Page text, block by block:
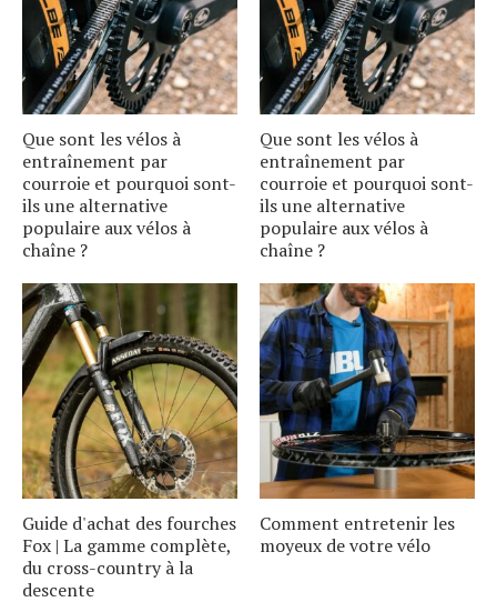
Que sont les vélos à
entraînement par
courroie et pourquoi sont-
ils une alternative
populaire aux vélos à
chaîne ?
Que sont les vélos à
entraînement par
courroie et pourquoi sont-
ils une alternative
populaire aux vélos à
chaîne ?
Guide d'achat des fourches
Fox | La gamme complète,
du cross-country à la
descente
Comment entretenir les
moyeux de votre vélo